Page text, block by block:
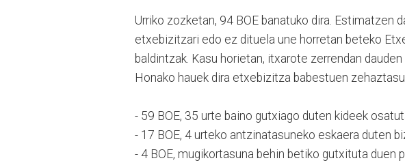
Urriko zozketan, 94 BOE banatuko dira. Estimatzen
etxebizitzari edo ez dituela une horretan beteko
baldintzak. Kasu horietan, itxarote zerrendan
Honako hauek dira etxebizitza babestuen
- 59 BOE, 35 urte baino gutxiago duten kideek
- 17 BOE, 4 urteko antzinatasuneko eskaera duten
- 4 BOE, mugikortasuna behin betiko gutxituta duen